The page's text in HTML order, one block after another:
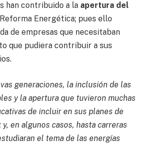
han contribuido a la apertura del
Energética; pues ello
de empresas que necesitaban
que pudiera contribuir a sus
generaciones, la inclusión de las
y la apertura que tuvieron muchas
de incluir en sus planes de
en algunos casos, hasta carreras
el tema de las energías